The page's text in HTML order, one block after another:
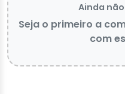
Ainda
Seja o primeiro a
com